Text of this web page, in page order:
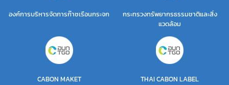
องค์การบริหารจัดการก๊าซเรือนกระจก
กระทรวงทรัพยากรธรรมชาติและสิ่ง
แวดล้อม
CABON MAKET THAI CABON LABEL